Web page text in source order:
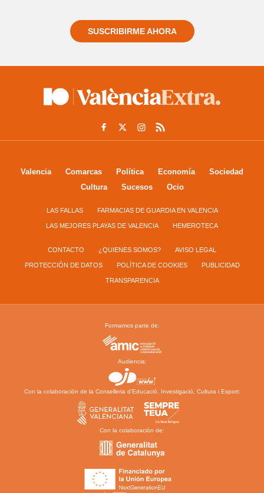
SUSCRIBIRME AHORA
Valencia Comarcas Política Economía
Sociedad
Cultura
Sucesos Ocio
LAS FALLAS FARMACIAS DE GUARDIA EN VALENCIA
LAS MEJORES PLAYAS DE VALENCIA HEMEROTECA
CONTACTO ¿QUIENES SOMOS? AVISO LEGAL
PROTECCIÓN DE DATOS POLÍTICA DE COOKIES PUBLICIDAD
TRANSPARENCIA
Formamos parte de:
Audiencia:
Con la colaboración de la Conselleria d’Educació, Investigació, Cultura i Esport:
Con la colaboración de: